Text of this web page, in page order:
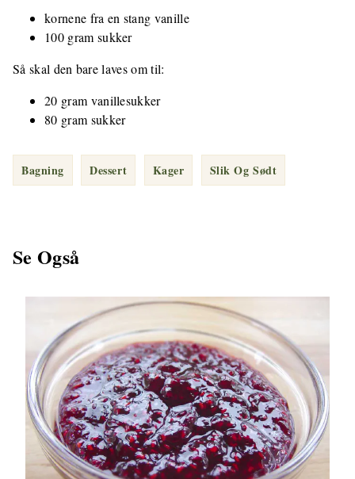
kornene fra en stang vanille
100 gram sukker
Så skal den bare laves om til:
20 gram vanillesukker
80 gram sukker
Bagning Dessert Kager Slik Og Sødt
Se Også